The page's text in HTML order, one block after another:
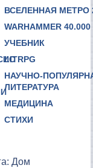
ВСЕЛЕННАЯ МЕТРО
WARHAMMER 40.000
УЧЕБНИК
LITRPG
НАУЧНО-
ЛИТЕРАТУРА
МЕДИЦИНА
СТИХИ
Дом